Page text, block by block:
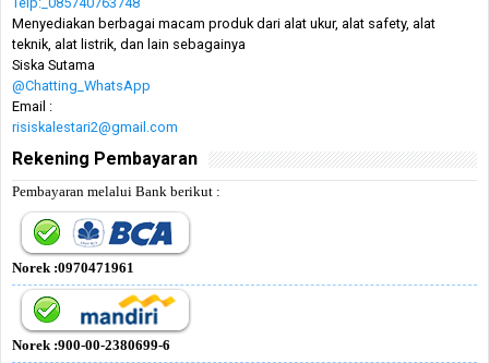
Menyediakan berbagai macam produk dari alat ukur, alat safety, alat
teknik, alat listrik, dan lain sebagainya
Siska Sutama
@Chatting_WhatsApp
Email :
risiskalestari2@gmail.com
Rekening Pembayaran
Pembayaran melalui Bank berikut :
Norek :0970471961
Norek :900-00-2380699-6